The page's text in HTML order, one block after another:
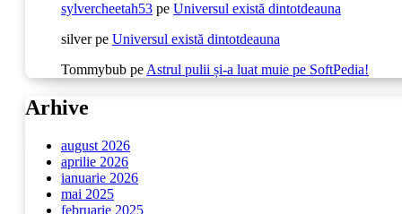
sylvercheetah53 pe Universul există dintotdeauna
silverpe Universul există dintotdeauna
Tommybub pe Astrul pulii și-a luat muie pe SoftPedia!
Arhive
august 2026
aprilie 2026
ianuarie 2026
mai 2025
februarie 2025